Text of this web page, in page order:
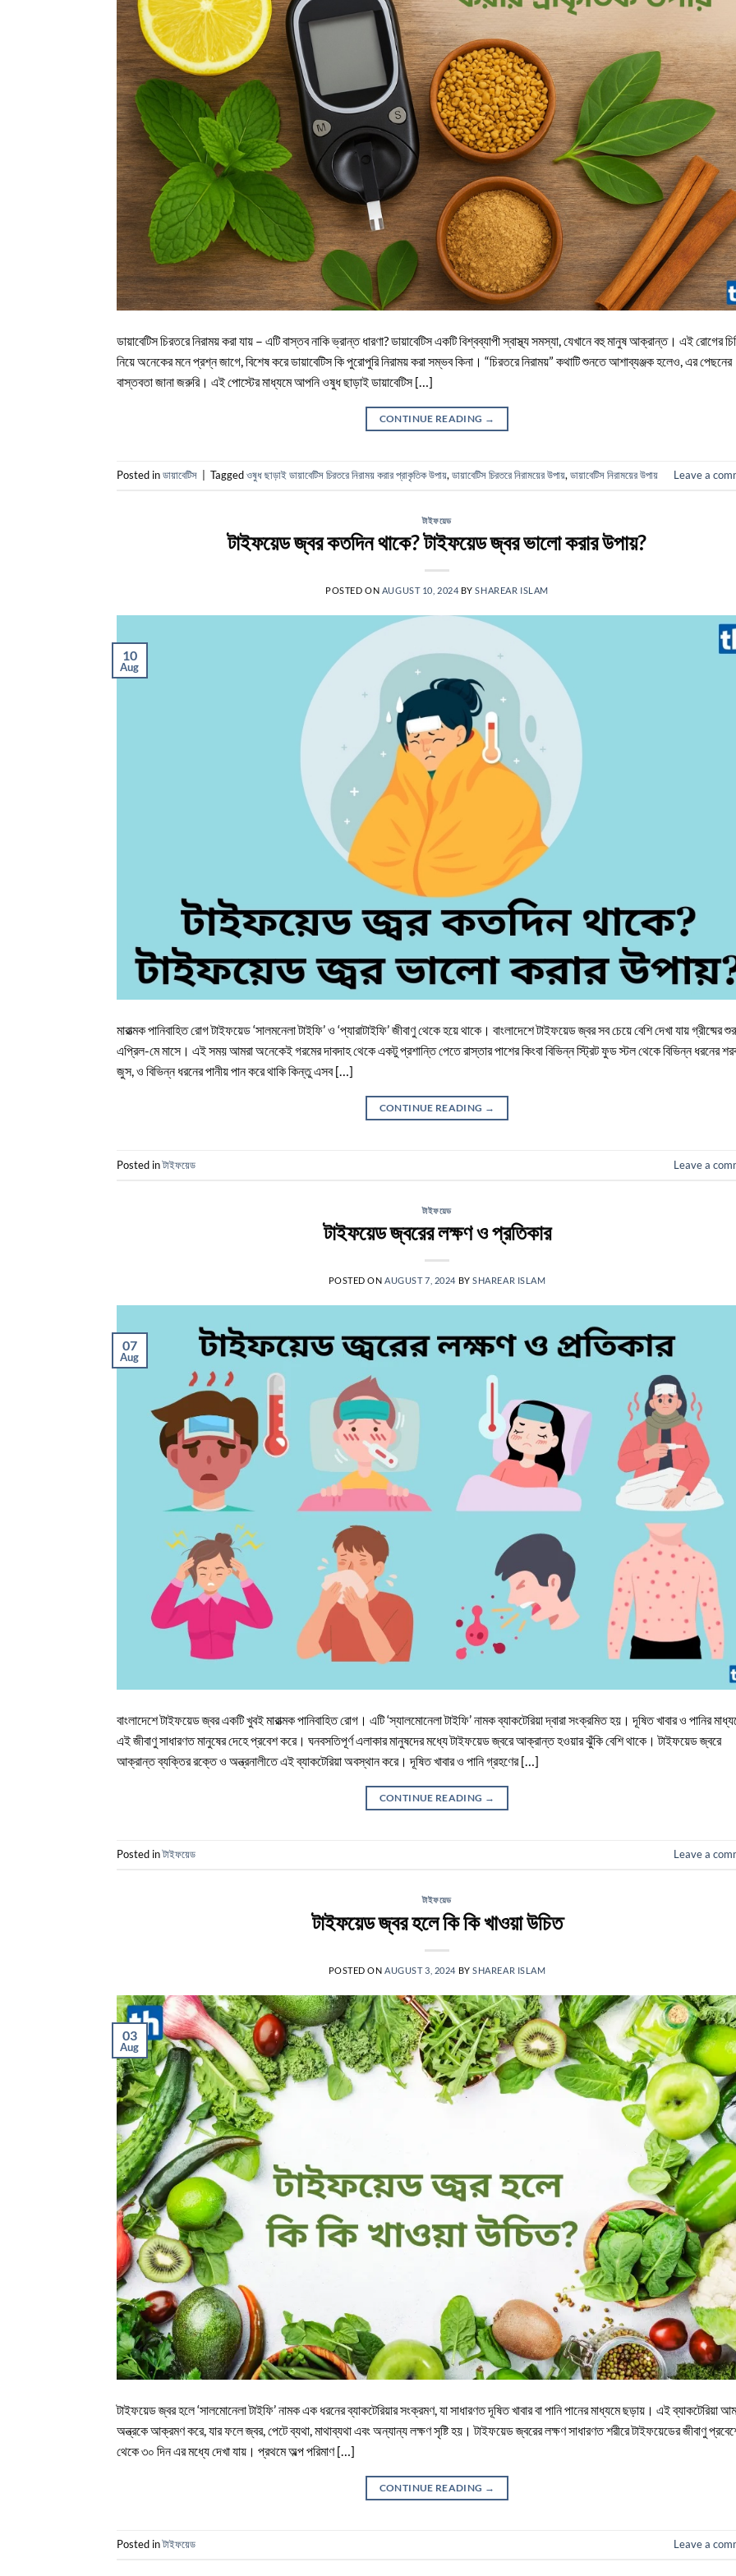
ডায়াবেটিস চিরতরে নিরাময় করা যায় – এটি বাস্তব নাকি ভ্রান্ত ধারণা? ডায়াবেটিস একটি বিশ্বব্যাপী স্বাস্থ্য সমস্যা, যেখানে বহু মানুষ আক্রান্ত। এই রোগের
নিয়ে অনেকের মনে প্রশ্ন জাগে, বিশেষ করে ডায়াবেটিস কি পুরোপুরি নিরাময় করা সম্ভব কিনা। “চিরতরে নিরাময়” কথাটি শুনতে আশাব্যঞ্জক হলেও, এর পেছনের
বাস্তবতা জানা জরুরি। এই পোস্টের মাধ্যমে আপনি ওষুধ ছাড়াই ডায়াবেটিস […]
CONTINUE READING →
Posted inডায়াবেটিস Taggedওষুধ ছাড়াই ডায়াবেটিস চিরতরে নিরাময় করার প্রাকৃতিক উপায়, ডায়াবেটিস চিরতরে নিরাময়ের উপায়, ডায়াবেটিস নিরাময়ের উপায় Leave a
টাইফয়েড
টাইফয়েড জ্বর কতদিন থাকে? টাইফয়েড জ্বর ভালো করার উপায়?
POSTED ON AUGUST 10, 2024 BYSHAREAR ISLAM
10
Aug
মারাত্মক পানিবাহিত রোগ টাইফয়েড ‘সালমনেলা টাইফি’ ও ‘প্যারাটাইফি’ জীবাণু থেকে হয়ে থাকে। বাংলাদেশে টাইফয়েড জ্বর সব চেয়ে বেশি দেখা যায় গ্রীষ্মের
এপ্রিল-মে মাসে। এই সময় আমরা অনেকেই গরমের দাবদাহ থেকে একটু প্রশান্তি পেতে রাস্তার পাশের কিংবা বিভিন্ন স্ট্রিট ফুড স্টল থেকে বিভিন্ন ধরনের
জুস, ও বিভিন্ন ধরনের পানীয় পান করে থাকি কিন্তু এসব […]
CONTINUE READING →
Posted inটাইফয়েড Leave a
টাইফয়েড
টাইফয়েড জ্বরের লক্ষণ ও প্রতিকার
POSTED ONAUGUST 7, 2024 BYSHAREAR ISLAM
07
Aug
বাংলাদেশে টাইফয়েড জ্বর একটি খুবই মারাত্মক পানিবাহিত রোগ। এটি ‘স্যালমোনেলা টাইফি’ নামক ব্যাকটেরিয়া দ্বারা সংক্রমিত হয়। দূষিত খাবার ও পানির
এই জীবাণু সাধারণত মানুষের দেহে প্রবেশ করে। ঘনবসতিপূর্ণ এলাকার মানুষদের মধ্যে টাইফয়েড জ্বরে আক্রান্ত হওয়ার ঝুঁকি বেশি থাকে। টাইফয়েড জ্বরে
আক্রান্ত ব্যক্তির রক্তে ও অন্ত্রনালীতে এই ব্যাকটেরিয়া অবস্থান করে। দূষিত খাবার ও পানি গ্রহণের […]
CONTINUE READING →
Posted inটাইফয়েড Leave a
টাইফয়েড
টাইফয়েড জ্বর হলে কি কি খাওয়া উচিত
POSTED ONAUGUST 3, 2024 BYSHAREAR ISLAM
03
Aug
টাইফয়েড জ্বর হলে ‘সালমোনেলা টাইফি’ নামক এক ধরনের ব্যাকটেরিয়ার সংক্রমণ, যা সাধারণত দূষিত খাবার বা পানি পানের মাধ্যমে ছড়ায়। এই ব্যাকটেরিয়া
অন্ত্রকে আক্রমণ করে, যার ফলে জ্বর, পেটে ব্যথা, মাথাব্যথা এবং অন্যান্য লক্ষণ সৃষ্টি হয়। টাইফয়েড জ্বরের লক্ষণ সাধারণত শরীরে টাইফয়েডের জীবাণু
থেকে ৩০ দিন এর মধ্যে দেখা যায়। প্রথমে অল্প পরিমাণ […]
CONTINUE READING →
Posted inটাইফয়েড Leave a